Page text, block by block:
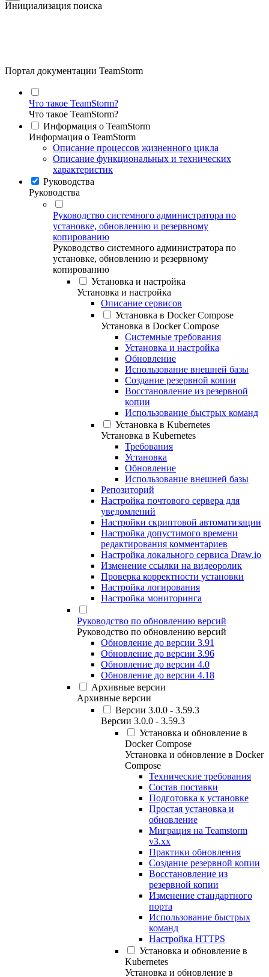
Инициализация поиска
Портал документации TeamStorm
Что такое TeamStorm?
Что такое TeamStorm?
Информация о TeamStorm
Информация о TeamStorm
Описание процессов жизненного цикла
Описание функциональных и технических
характеристик
Руководства
Руководства
Руководство системного администратора по
установке, обновлению и резервному
копированию
Руководство системного администратора по
установке, обновлению и резервному
копированию
Установка и настройка
Установка и настройка
Описание сервисов
Установка в Docker Compose
Установка в Docker Compose
Системные требования
Установка и настройка
Обновление
Использование внешней базы
Создание резервной копии
Восстановление из резервной
копии
Использование быстрых команд
Установка в Kubernetes
Установка в Kubernetes
Требования
Установка
Обновление
Использование внешней базы
Репозиторий
Настройка почтового сервера для
уведомлений
Настройки скриптовой автоматизации
Настройка допустимого времени
редактирования комментариев
Настройка локального сервиса Draw.io
Изменение ссылки на видеоролик
Проверка корректности установки
Настройка логирования
Настройка мониторинга
Руководство по обновлению версий
Руководство по обновлению версий
Обновление до версии 3.91
Обновление до версии 3.96
Обновление до версии 4.0
Обновление до версии 4.18
Архивные версии
Архивные версии
Версии 3.0.0 - 3.59.3
Версии 3.0.0 - 3.59.3
Установка и обновление в
Docker Compose
Установка и обновление в Docker
Compose
Технические требования
Состав поставки
Подготовка к установке
Простая установка и
обновление
Миграция на Teamstorm
v3.xx
Практики обновления
Создание резервной копии
Восстановление из
резервной копии
Изменение стандартного
порта
Использование быстрых
команд
Настройка HTTPS
Установка и обновление в
Kubernetes
Установка и обновление в